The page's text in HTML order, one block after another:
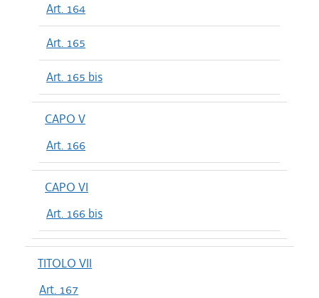
Art. 164
Art. 165
Art. 165 bis
CAPO V
Art. 166
CAPO VI
Art. 166 bis
TITOLO VII
Art. 167